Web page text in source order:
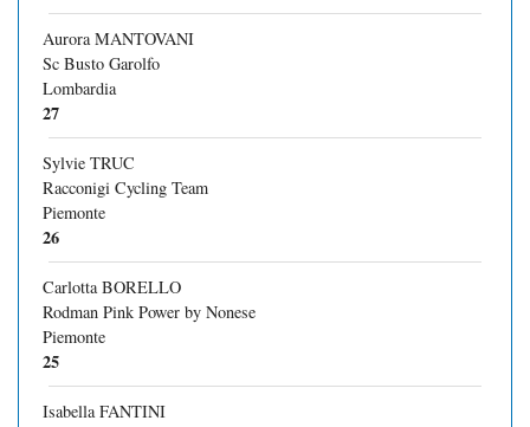
Aurora MANTOVANI
Sc Busto Garolfo
Lombardia
27
Sylvie TRUC
Racconigi Cycling Team
Piemonte
26
Carlotta BORELLO
Rodman Pink Power by Nonese
Piemonte
25
Isabella FANTINI